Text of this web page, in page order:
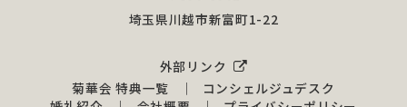
外部リンク
菊華会 特典一覧
コンシェルジュデスク
埼玉県川越市新富町1-22